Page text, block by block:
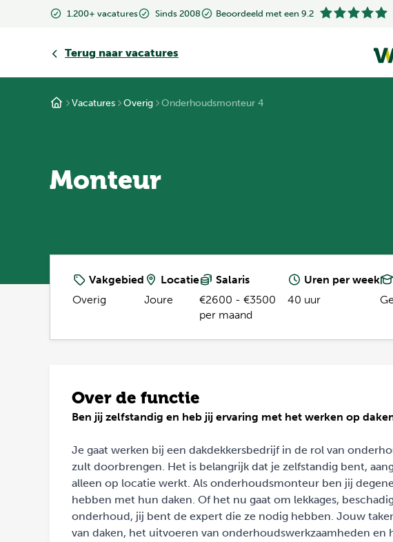
1.200+ vacatures Sinds 2008 Beoordeeld met een 9.2
Terug naar vacatures
Vacatures Overig Onderhoudsmonteur 4
Monteur
Vakgebied
Overig
Locatie
Joure
Salaris
€2600 - €3500
per maand
Uren per week
40 uur
Over de functie
Ben jij zelfstandig en heb jij ervaring met het werken op
Je gaat werken bij een dakdekkersbedrijf in de rol van
zult doorbrengen. Het is belangrijk dat je zelfstandig bent,
alleen op locatie werkt. Als onderhoudsmonteur ben jij
hebben met hun daken. Of het nu gaat om lekkages,
onderhoud, jij bent de expert die ze nodig hebben. Jouw
van daken, het uitvoeren van onderhoudswerkzaamheden